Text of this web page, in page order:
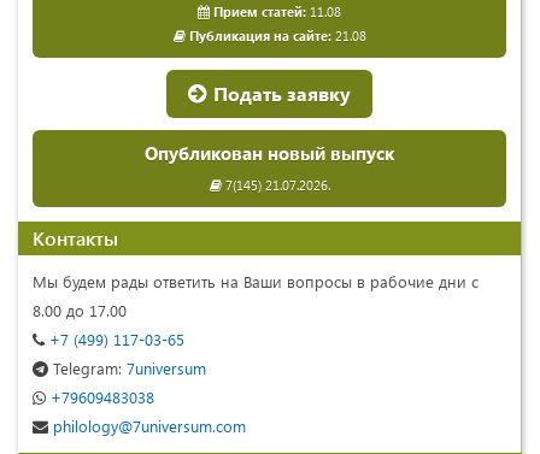
Прием статей: 11.08
Публикация на сайте:21.08
Подать заявку
Опубликован новый выпуск
7(145) 21.07.2026.
Контакты
Мы будем рады ответить на Ваши вопросы в рабочие дни с
8.00 до 17.00
+7 (499) 117-03-65
Telegram: 7universum
+79609483038
philology@7universum.com